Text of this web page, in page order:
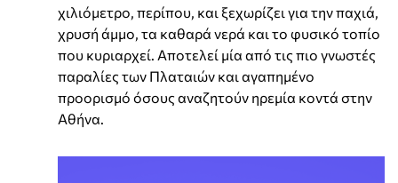
χιλιόμετρο, περίπου, και ξεχωρίζει για την παχιά,
χρυσή άμμο, τα καθαρά νερά και το φυσικό τοπίο
που κυριαρχεί. Αποτελεί μία από τις πιο γνωστές
παραλίες των Πλαταιών και αγαπημένο
προορισμό όσους αναζητούν ηρεμία κοντά στην
Αθήνα.